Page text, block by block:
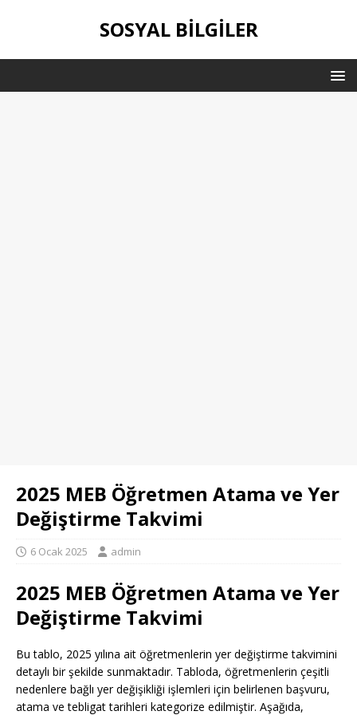
SOSYAL BILGILER
2025 MEB Öğretmen Atama ve Yer
Değiştirme Takvimi
6 Ocak 2025 admin
2025 MEB Öğretmen Atama ve Yer
Değiştirme Takvimi
Bu tablo, 2025 yılına ait öğretmenlerin yer değiştirme takvimini
detaylı bir şekilde sunmaktadır. Tabloda, öğretmenlerin çeşitli
nedenlere bağlı yer değişikliği işlemleri için belirlenen başvuru,
atama ve tebligat tarihleri kategorize edilmiştir. Aşağıda,